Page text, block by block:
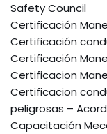
Safety Council
Certificación
Certificación
Certificación
Certificacion
Certificacion
peligrosas –
Capacitación